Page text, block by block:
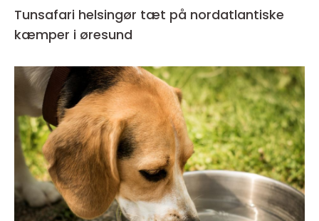
Tunsafari helsingør tæt på nordatlantiske
kæmper i øresund